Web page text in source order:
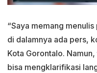
“Saya memang
di dalamnya ada pers,
Kota Gorontalo.
bisa mengklarifikasi